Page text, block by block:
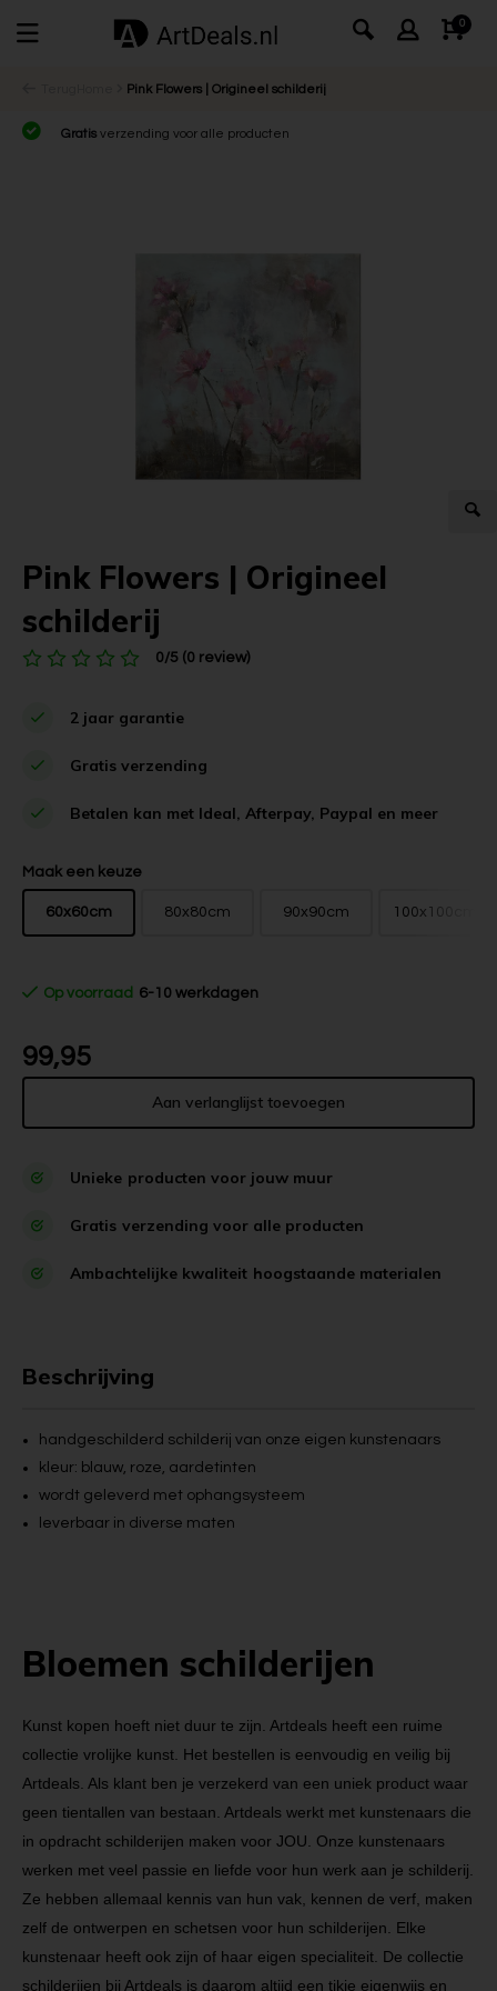
0
Pink Flowers | Origineel schilderij
Gratis verzending voor alle producten
Pink Flowers | Origineel
schilderij
0/5 (0 review)
2 jaar garantie
Gratis verzending
Betalen kan met Ideal, Afterpay, Paypal en meer
Maak een keuze
60x60cm 80x80cm 90x90cm 100x100cm
Op voorraad 6-10 werkdagen
99,95
Aan verlanglijst toevoegen
Unieke producten voor jouw muur
Gratis verzending voor alle producten
Ambachtelijke kwaliteit hoogstaande materialen
Beschrijving
handgeschilderd schilderij van onze eigen kunstenaars
kleur: blauw, roze, aardetinten
wordt geleverd met ophangsysteem
leverbaar in diverse maten
Bloemen schilderijen
Kunst kopen hoeft niet duur te zijn. Artdeals heeft een ruime
collectie vrolijke kunst. Het bestellen is eenvoudig en veilig bij
Artdeals. Als klant ben je verzekerd van een uniek product waar
geen tientallen van bestaan. Artdeals werkt met kunstenaars die
in opdracht schilderijen maken voor JOU. Onze kunstenaars
werken met veel passie en liefde voor hun werk aan je schilderij.
Ze hebben allemaal kennis van hun vak, kennen de verf, maken
zelf de ontwerpen en schetsen voor hun schilderijen. Elke
kunstenaar heeft ook zijn of haar eigen specialiteit. De collectie
schilderijen bij Artdeals is daarom altijd een tikje eigenwijs en